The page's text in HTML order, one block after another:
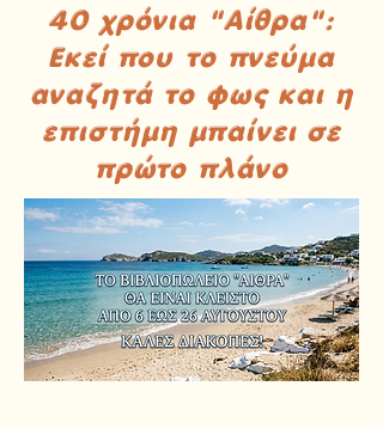
40 χρόνια "Αίθρα":
Εκεί που το πνεύμα
αναζητά το φως και η
επιστήμη μπαίνει σε
πρώτο πλάνο